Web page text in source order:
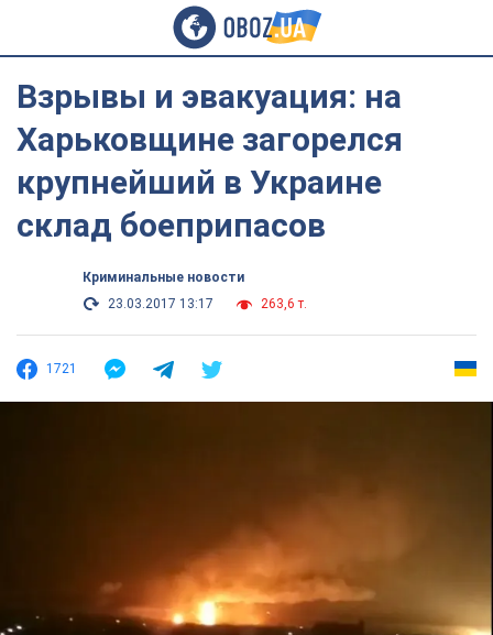
Взрывы и эвакуация: на
Харьковщине загорелся
крупнейший в Украине
склад боеприпасов
Криминальные новости
23.03.2017 13:17
263,6 т.
1721